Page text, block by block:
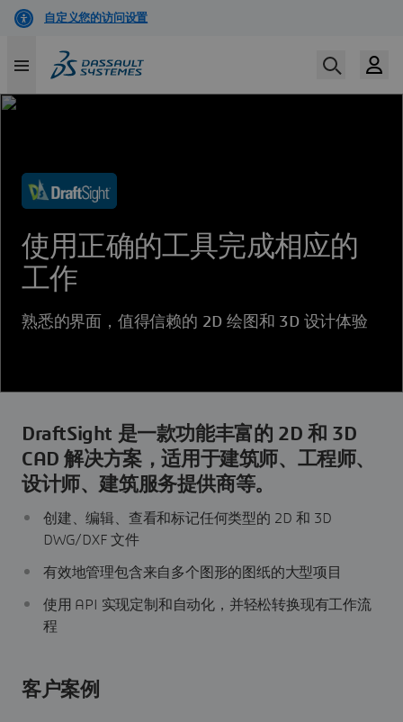
要
使用正确的工具完成相应的
工作
熟悉的界面，值得信赖的 2D 绘图和 3D 设计体验
DraftSight 是一款功能丰富的 2D 和 3D
CAD 解决方案，适用于建筑师、工程师、
设计师、建筑服务提供商等。
创建、编辑、查看和标记任何类型的 2D 和 3D
DWG/DXF 文件
有效地管理包含来自多个图形的图纸的大型项目
使用 API 实现定制和自动化，并轻松转换现有工作流
程
客户案例